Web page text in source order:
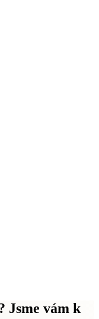
Jsme vám k